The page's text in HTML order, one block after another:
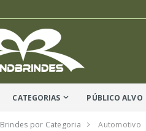
CATEGORIAS PÚBLICO ALVO
Brindes por Categoria Automotivo